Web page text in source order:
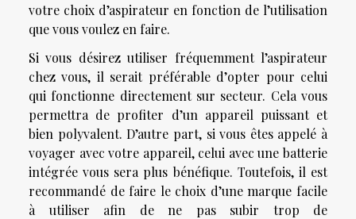
votre choix d’aspirateur en fonction de l’utilisation
que vous voulez en faire.
Si vous désirez utiliser fréquemment l’aspirateur
chez vous, il serait préférable d’opter pour celui
qui fonctionne directement sur secteur. Cela vous
permettra de profiter d’un appareil puissant et
bien polyvalent. D’autre part, si vous êtes appelé à
voyager avec votre appareil, celui avec une batterie
intégrée vous sera plus bénéfique. Toutefois, il est
recommandé de faire le choix d’une marque facile
à utiliser afin de ne pas subir trop de